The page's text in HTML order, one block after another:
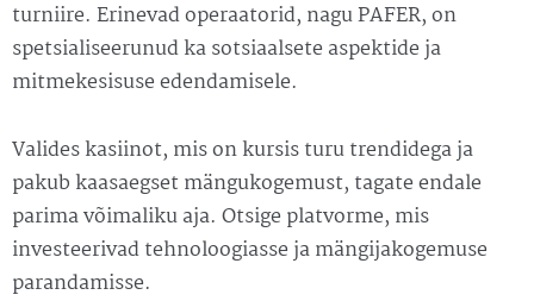
turniire. Erinevad operaatorid, nagu PAFER, on
spetsialiseerunud ka sotsiaalsete aspektide ja
mitmekesisuse edendamisele.
Valides kasiinot, mis on kursis turu trendidega ja
pakub kaasaegset mängukogemust, tagate endale
parima võimaliku aja. Otsige platvorme, mis
investeerivad tehnoloogiasse ja mängijakogemuse
parandamisse.